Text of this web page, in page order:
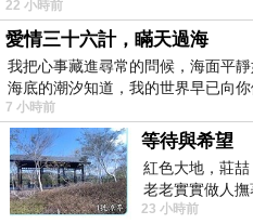
清早到校，一下車，
不禁輕快了起來。步入中
瞥見天邊一角燦爛，雀
西，拿起手機
陽溫柔的呼喚。
沐浴在晨光中，像朵
到教室，打開書本
22 小時前
愛情三十六計，瞞天過海
我把心事藏進尋常的問候，海面平
海底的潮汐知道，我的世界早已向你
7 小時前
等待與希望
紅色大地，莊
老老實實做人
向裂隙的亮處探
23 小時前